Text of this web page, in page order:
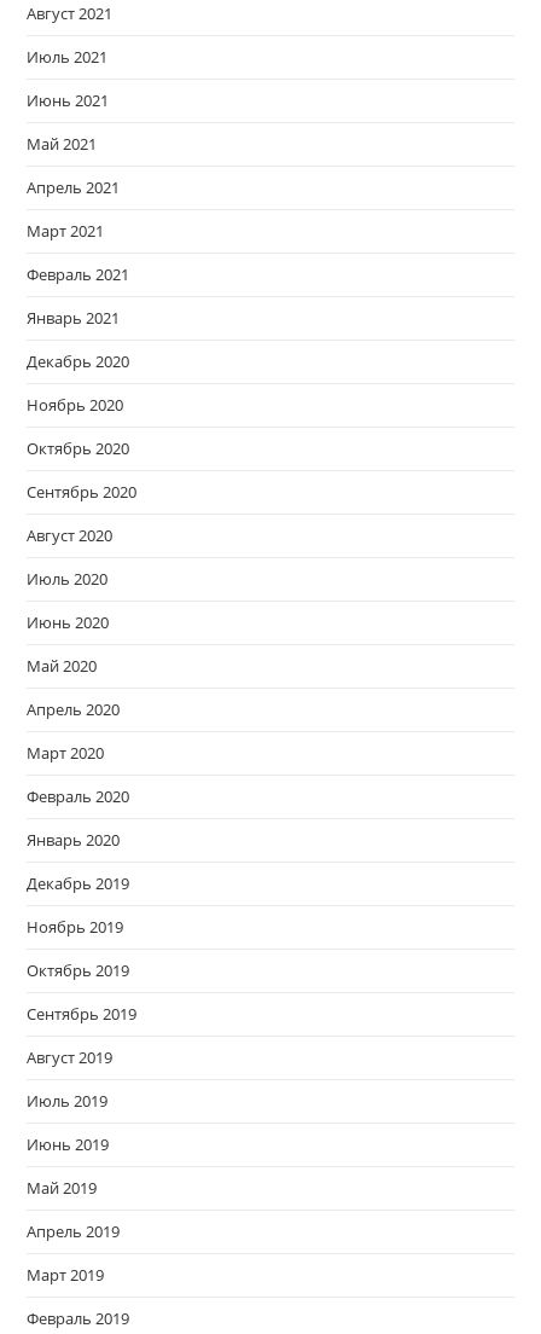
Август 2021
Июль 2021
Июнь 2021
Май 2021
Апрель 2021
Март 2021
Февраль 2021
Январь 2021
Декабрь 2020
Ноябрь 2020
Октябрь 2020
Сентябрь 2020
Август 2020
Июль 2020
Июнь 2020
Май 2020
Апрель 2020
Март 2020
Февраль 2020
Январь 2020
Декабрь 2019
Ноябрь 2019
Октябрь 2019
Сентябрь 2019
Август 2019
Июль 2019
Июнь 2019
Май 2019
Апрель 2019
Март 2019
Февраль 2019